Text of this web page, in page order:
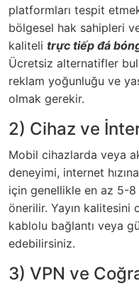
platformları tespit
bölgesel hak sahipleri
kaliteli trực tiếp đá
Ücretsiz alternatifler
reklam yoğunluğu ve
olmak gerekir.
2) Cihaz ve
Mobil cihazlarda veya
deneyimi, internet
için genellikle en az 5-
önerilir. Yayın
kablolu bağlantı veya
edebilirsiniz.
3) VPN ve